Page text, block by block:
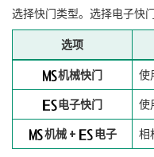
选择快门类型。选择电子快
选项
机械快门 使
电子快门 使
机械 + 电子 相